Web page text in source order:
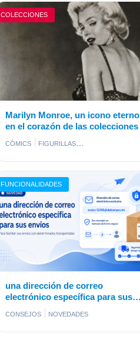
COLECCIONES
Marilyn Monroe, un icono eterno
en el corazón de las colecciones
CÓMICS
FIGURILLAS
FUNCIONALIDADES
una dirección de correo
electrónico específica para sus
CONSEJOS NOVEDADES